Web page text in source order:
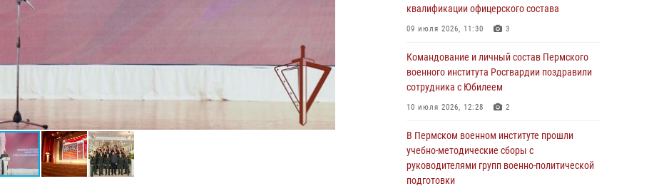
военного института Росгвардии поздравили
10 июля 2026, 12:28 2
выпуск слушателей курсов повышения
09 июля 2026, 11:30 3
квалификации офицерского состава
09 июля 2026, 11:30 3
Командование и личный состав Пермского
военного института Росгвардии поздравили
сотрудника с Юбилеем
10 июля 2026, 12:28 2
В Пермском военном институте прошли
учебно-методические сборы с
руководителями групп военно-политической
подготовки